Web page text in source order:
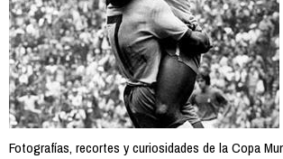
Fotografías, recortes y curiosidades de la Copa